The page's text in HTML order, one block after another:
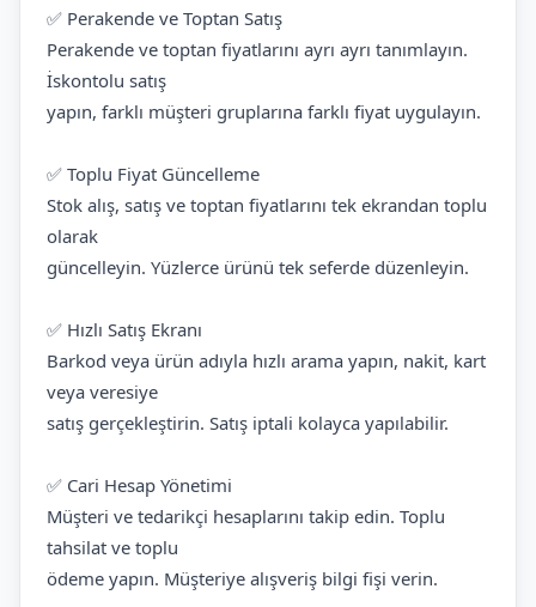
✅ Perakende ve Toptan Satış
Perakende ve toptan fiyatlarını ayrı ayrı tanımlayın.
İskontolu satış
yapın, farklı müşteri gruplarına farklı fiyat uygulayın.
✅ Toplu Fiyat Güncelleme
Stok alış, satış ve toptan fiyatlarını tek ekrandan toplu
olarak
güncelleyin. Yüzlerce ürünü tek seferde düzenleyin.
✅ Hızlı Satış Ekranı
Barkod veya ürün adıyla hızlı arama yapın, nakit, kart
veya veresiye
satış gerçekleştirin. Satış iptali kolayca yapılabilir.
✅ Cari Hesap Yönetimi
Müşteri ve tedarikçi hesaplarını takip edin. Toplu
tahsilat ve toplu
ödeme yapın. Müşteriye alışveriş bilgi fişi verin.